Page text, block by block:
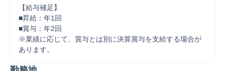
【給与補足】
■昇給：年1回
■賞与：年2回
※業績に応じて、賞与とは別に決算賞与を支給する場合が
あります。